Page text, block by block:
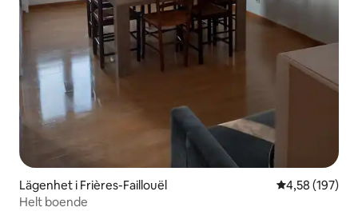
Lägenhet i Frières-Faillouël 4,58 av 5 i
4,58 (197)
Helt boende